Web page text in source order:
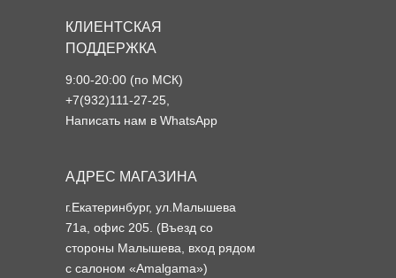
КЛИЕНТСКАЯ
ПОДДЕРЖКА
АДРЕС МАГАЗИНА
г.Екатеринбург, ул.Малышева
71а, офис 205. (Въезд со
стороны Малышева, вход рядом
с салоном «Amalgama»)
9:00-20:00 (по МСК)
+7(932)111-27-25,
Написать нам в WhatsApp